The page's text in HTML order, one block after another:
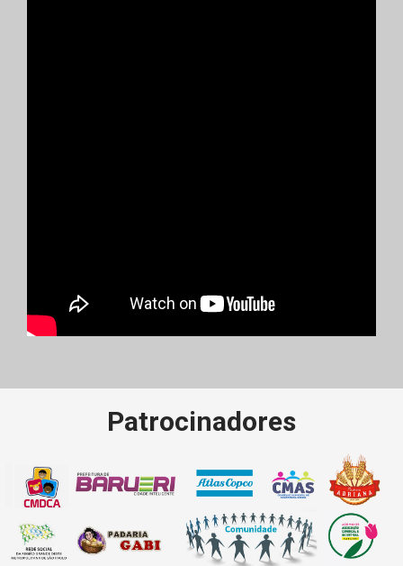
Patrocinadores